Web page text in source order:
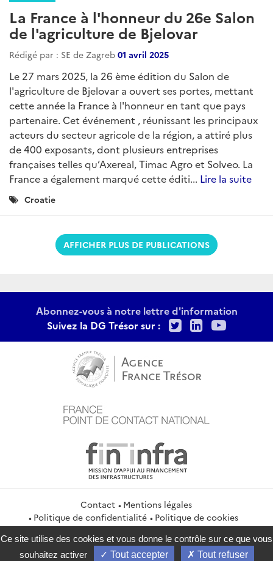
La France à l'honneur du 26e Salon
de l'agriculture de Bjelovar
Rédigé par : SE de Zagreb 01 avril 2025
Le 27 mars 2025, la 26 ème édition du Salon de
l'agriculture de Bjelovar a ouvert ses portes, mettant
cette année la France à l'honneur en tant que pays
partenaire. Cet événement , réunissant les principaux
acteurs du secteur agricole de la région, a attiré plus
de 400 exposants, dont plusieurs entreprises
françaises telles qu’Axereal, Timac Agro et Solveo. La
France a également marqué cette éditi... Lire la suite
Catégories
Croatie
AFFICHER PLUS DE PUBLICATIONS
Abonnez-vous à notre lettre d'information
Suivez la DG Trésor sur :
TwitterLinkedIn
Contact
Mentions légales
Politique de confidentialité
Politique de cookies
Gestion des cookies
Flux RSS
service-public.gouv.fr
legifrance.gouv.fr
info.gouv.fr
Ce site utilise des cookies et vous donne le contrôle sur ce que vous
souhaitez activer
Tout accepter Tout refuser